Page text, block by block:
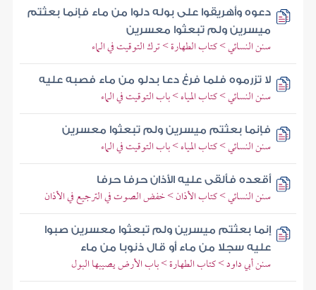
دعوه وأهريقوا على بوله دلوا من ماء فإنما بعثتم
ميسرين ولم تبعثوا معسرين
سنن النسائي > كتاب الطهارة > ترك التوقيت في الماء
لا تزرموه فلما فرغ دعا بدلو من ماء فصبه عليه
سنن النسائي > كتاب المياه > باب التوقيت في الماء
فإنما بعثتم ميسرين ولم تبعثوا معسرين
سنن النسائي > كتاب المياه > باب التوقيت في الماء
أقعده فألقى عليه الأذان حرفا حرفا
سنن النسائي > كتاب الأذان > خفض الصوت في الترجيع في الأذان
إنما بعثتم ميسرين ولم تبعثوا معسرين صبوا
عليه سجلا من ماء أو قال ذنوبا من ماء
سنن أبي داود > كتاب الطهارة > باب الأرض يصيبها البول